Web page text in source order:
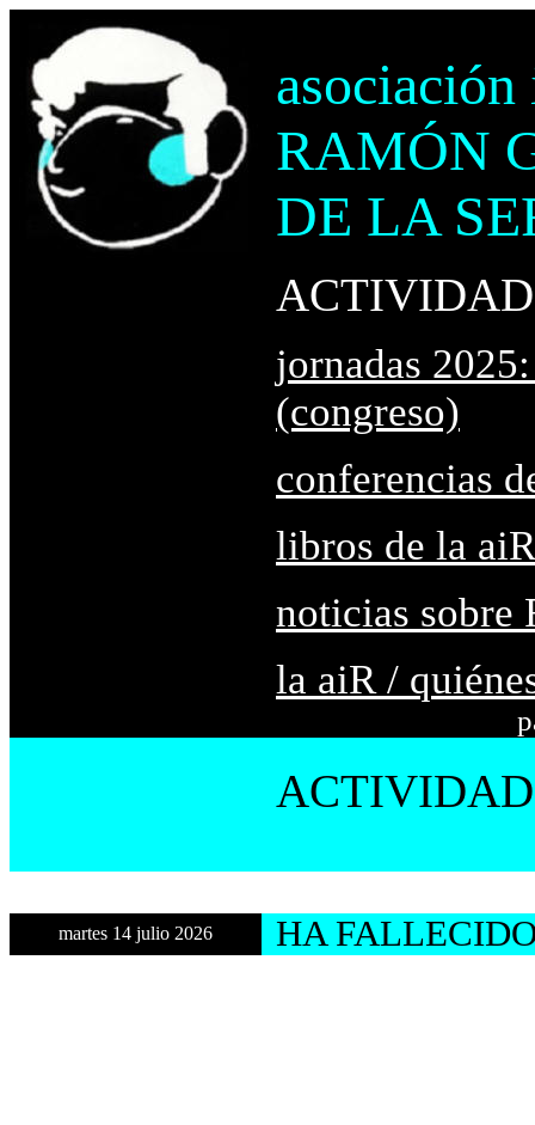
RAMÓN
DE LA
jornadas
(congreso)
conferencias
libros de la aiR
noticias sobre
la aiR /
martes 14 julio 2026 HA